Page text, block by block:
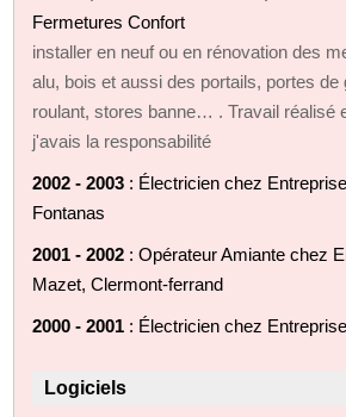
Fermetures Confort
installer en neuf ou en rénovation des
alu, bois et aussi des portails, portes de
roulant, stores banne… . Travail réalisé
j'avais la responsabilité
2002 - 2003 : Électricien chez
Fontanas
2001 - 2002 : Opérateur Amiante chez
Mazet, Clermont-ferrand
2000 - 2001 : Électricien chez
Logiciels